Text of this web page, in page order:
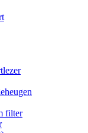
filter